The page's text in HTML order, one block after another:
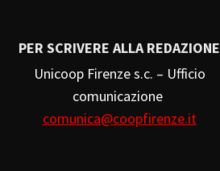
PER SCRIVERE ALLA REDAZIONE
Unicoop Firenze s.c. – Ufficio
comunicazione
comunica@coopfirenze.it